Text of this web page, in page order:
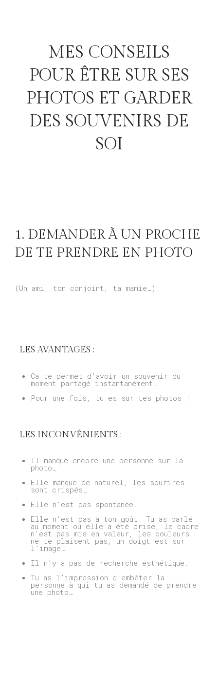
MES CONSEILS
POUR ÊTRE SUR SES
PHOTOS ET GARDER
DES SOUVENIRS DE
SOI
1. DEMANDER À UN PROCHE
DE TE PRENDRE EN PHOTO
(Un ami, ton conjoint, ta mamie…)
LES AVANTAGES :
Ca te permet d’avoir un souvenir du
moment partagé instantanément.
Pour une fois, tu es sur tes photos !
LES INCONVÉNIENTS :
Il manque encore une personne sur la
photo…
Elle manque de naturel, les sourires
sont crispés…
Elle n’est pas spontanée.
Elle n’est pas à ton goût. Tu as parlé
au moment où elle a été prise, le cadre
n’est pas mis en valeur, les couleurs
ne te plaisent pas, un doigt est sur
l’image…
Il n’y a pas de recherche esthétique.
Tu as l’impression d’embêter la
personne à qui tu as demandé de prendre
une photo…